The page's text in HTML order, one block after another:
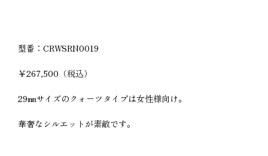
型番：CRWSRN0019
￥267,500（税込）
29㎜サイズのクォーツタイプは女性様向け。
華奢なシルエットが素敵です。